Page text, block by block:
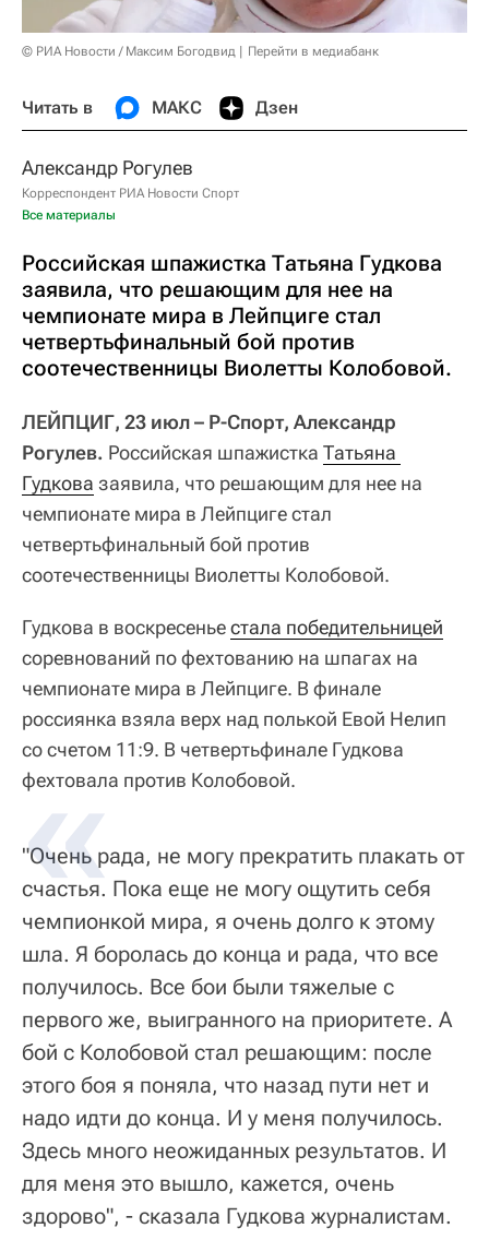
© РИА Новости / Максим Богодвид Перейти в медиабанк
Читать в МАКС Дзен
Александр Рогулев
Корреспондент РИА Новости Спорт
Все материалы
Российская шпажистка Татьяна Гудкова
заявила, что решающим для нее на
чемпионате мира в Лейпциге стал
четвертьфинальный бой против
соотечественницы Виолетты Колобовой.
ЛЕЙПЦИГ, 23 июл – Р-Спорт, Александр
Рогулев. Российская шпажистка Татьяна
Гудкова заявила, что решающим для нее на
чемпионате мира в Лейпциге стал
четвертьфинальный бой против
соотечественницы Виолетты Колобовой.
Гудкова в воскресеньестала победительницей
соревнований по фехтованию на шпагах на
чемпионате мира в Лейпциге. В финале
россиянка взяла верх над полькой Евой Нелип
со счетом 11:9. В четвертьфинале Гудкова
фехтовала против Колобовой.
"Очень рада, не могу прекратить плакать от
счастья. Пока еще не могу ощутить себя
чемпионкой мира, я очень долго к этому
шла. Я боролась до конца и рада, что все
получилось. Все бои были тяжелые с
первого же, выигранного на приоритете. А
бой с Колобовой стал решающим: после
этого боя я поняла, что назад пути нет и
надо идти до конца. И у меня получилось.
Здесь много неожиданных результатов. И
для меня это вышло, кажется, очень
здорово", - сказала Гудкова журналистам.